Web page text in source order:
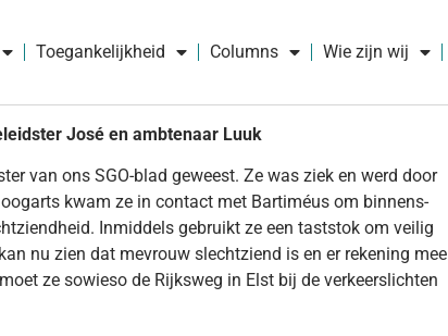
Toegankelijkheid Columns Wie zijn wij
José en ambtenaar Luuk
van ons SGO-blad geweest. Ze was ziek en werd door
kwam ze in contact met Bartiméus om binnens-
Inmiddels gebruikt ze een taststok om veilig
nu zien dat mevrouw slechtziend is en er rekening mee
ze sowieso de Rijksweg in Elst bij de verkeerslichten